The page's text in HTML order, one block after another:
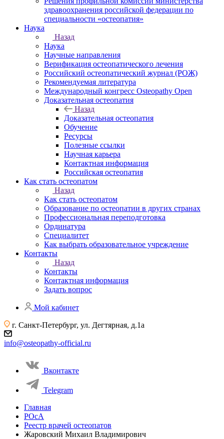
здравоохранения российской федерации по
специальности «остеопатия»
Наука
Назад
Наука
Научные направления
Верификация остеопатического лечения
Российский остеопатический журнал (РОЖ)
Рекомендуемая литература
Международный конгресс Osteopathy Open
Доказательная остеопатия
Назад
Доказательная остеопатия
Обучение
Ресурсы
Полезные ссылки
Научная карьера
Контактная информация
Российская остеопатия
Как стать остеопатом
Назад
Как стать остеопатом
Образование по остеопатии в других странах
Профессиональная переподготовка
Ординатура
Специалитет
Как выбрать образовательное учреждение
Контакты
Назад
Контакты
Контактная информация
Задать вопрос
Мой кабинет
г. Санкт-Петербург, ул. Дегтярная, д.1а
info@osteopathy-official.ru
Вконтакте
Telegram
Главная
РОсА
Реестр врачей остеопатов
Жаровский Михаил Владимирович